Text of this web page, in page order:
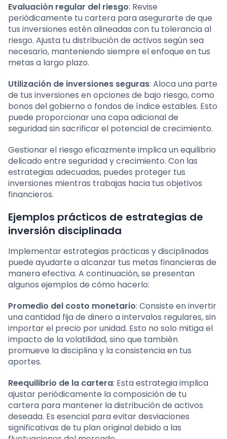
Evaluación regular del riesgo: Revise
periódicamente tu cartera para asegurarte de que
tus inversiones estén alineadas con tu tolerancia al
riesgo. Ajusta tu distribución de activos según sea
necesario, manteniendo siempre el enfoque en tus
metas a largo plazo.
Utilización de inversiones seguras: Aloca una parte
de tus inversiones en opciones de bajo riesgo, como
bonos del gobierno o fondos de índice estables. Esto
puede proporcionar una capa adicional de
seguridad sin sacrificar el potencial de crecimiento.
Gestionar el riesgo eficazmente implica un equilibrio
delicado entre seguridad y crecimiento. Con las
estrategias adecuadas, puedes proteger tus
inversiones mientras trabajas hacia tus objetivos
financieros.
Ejemplos prácticos de estrategias de
inversión disciplinada
Implementar estrategias prácticas y disciplinadas
puede ayudarte a alcanzar tus metas financieras de
manera efectiva. A continuación, se presentan
algunos ejemplos de cómo hacerlo:
Promedio del costo monetario: Consiste en invertir
una cantidad fija de dinero a intervalos regulares, sin
importar el precio por unidad. Esto no solo mitiga el
impacto de la volatilidad, sino que también
promueve la disciplina y la consistencia en tus
aportes.
Reequilibrio de la cartera: Esta estrategia implica
ajustar periódicamente la composición de tu
cartera para mantener la distribución de activos
deseada. Es esencial para evitar desviaciones
significativas de tu plan original debido a las